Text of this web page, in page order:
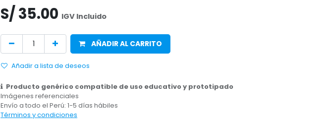
S/35.00 IGV Incluido
AÑADIR AL CARRITO
Añadir a lista de deseos
Producto genérico compatible de uso educativo y prototipado
Imágenes referenciales
Envío a todo el Perú: 1-5 días hábiles
Términos y condiciones